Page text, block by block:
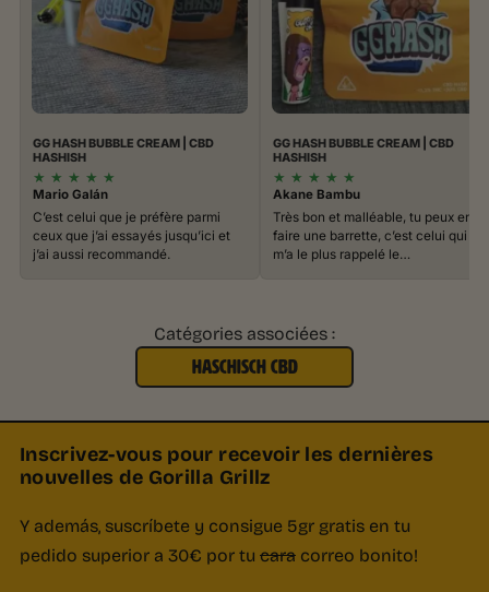
GG HASH BUBBLE CREAM | CBD
HASHISH
★ ★ ★ ★ ★
Mario Galán
C’est celui que je préfère parmi
ceux que j’ai essayés jusqu’ici et
j’ai aussi recommandé.
GG HASH BUBBLE CREAM | CBD
HASHISH
★ ★ ★ ★ ★
Akane Bambu
Très bon et malléable, tu peux en
faire une barrette, c’est celui qui
m’a le plus rappelé le…
Catégories associées :
HASCHISCH CBD
Inscrivez-vous pour recevoir les dernières
nouvelles de Gorilla Grillz
Y además, suscríbete y consigue 5gr gratis en tu
pedido superior a 30€ por tu cara correo bonito!